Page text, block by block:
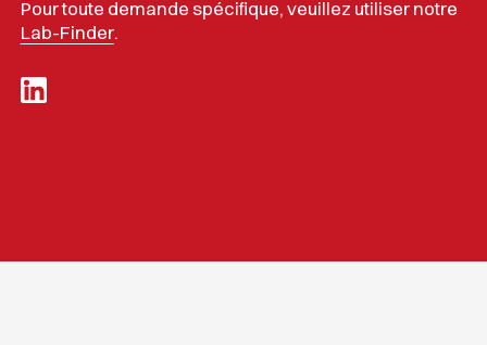
Pour toute demande spécifique, veuillez utiliser notre
Lab-Finder.